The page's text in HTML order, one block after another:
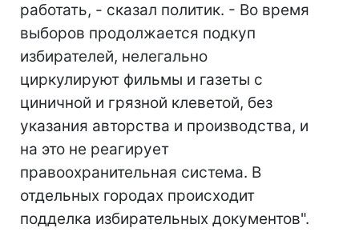
работать, - сказал политик. - Во время
выборов продолжается подкуп
избирателей, нелегально
циркулируют фильмы и газеты с
циничной и грязной клеветой, без
указания авторства и производства, и
на это не реагирует
правоохранительная система. В
отдельных городах происходит
подделка избирательных документов".